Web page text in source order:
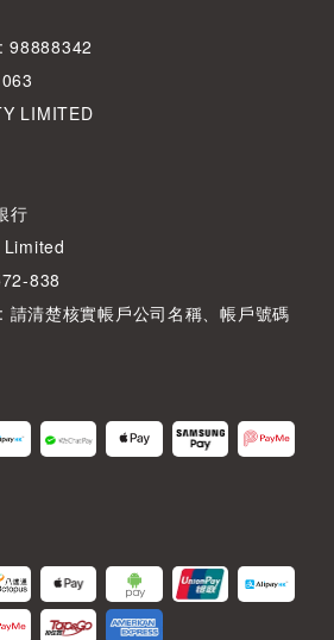
98888342
LIMITED
行
Limited
838
請清楚核實帳戶公司名稱、帳戶號碼